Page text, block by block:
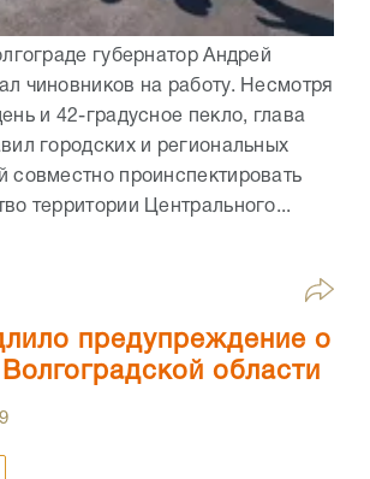
губернатор Андрей
чиновников на работу. Несмотря
и 42-градусное пекло, глава
городских и региональных
совместно проинспектировать
территории Центрального...
предупреждение о
области